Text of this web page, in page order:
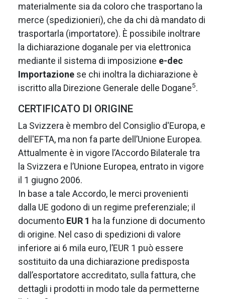
materialmente sia da coloro che trasportano la
merce (spedizionieri), che da chi dà mandato di
trasportarla (importatore). È possibile inoltrare
la dichiarazione doganale per via elettronica
mediante il sistema di imposizione e-dec
Importazione se chi inoltra la dichiarazione è
iscritto alla Direzione Generale delle Dogane5.
CERTIFICATO DI ORIGINE
La Svizzera è membro del Consiglio d'Europa, e
dell'EFTA, ma non fa parte dell’Unione Europea.
Attualmente è in vigore l’Accordo Bilaterale tra
la Svizzera e l’Unione Europea, entrato in vigore
il 1 giugno 2006.
In base a tale Accordo, le merci provenienti
dalla UE godono di un regime preferenziale; il
documento EUR 1 ha la funzione di documento
di origine. Nel caso di spedizioni di valore
inferiore ai 6 mila euro, l’EUR 1 può essere
sostituito da una dichiarazione predisposta
dall’esportatore accreditato, sulla fattura, che
dettagli i prodotti in modo tale da permetterne